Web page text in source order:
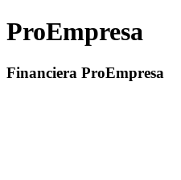
ProEmpresa
Financiera ProEmpresa